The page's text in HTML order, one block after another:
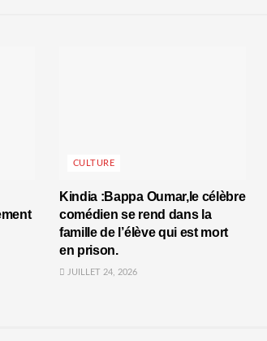
CULTURE
Kindia :Bappa Oumar,le célèbre
comédien se rend dans la
famille de l’élève qui est mort
en prison.
JUILLET 24, 2026